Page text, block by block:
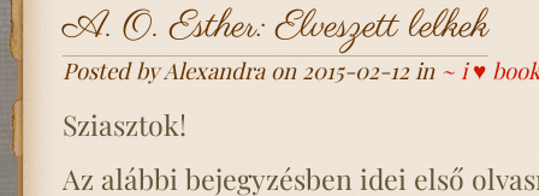
A. O. Esther: Elveszett lelkek
Posted by Alexandra on 2015-02-12 in ~ i ♥
Sziasztok!
Az alábbi bejegyzésben idei első